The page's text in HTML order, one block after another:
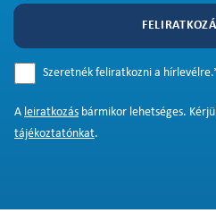
Szeretnék feliratkozni a hírlevélre.
A leiratkozás bármikor lehetséges.
tájékoztatónkat.